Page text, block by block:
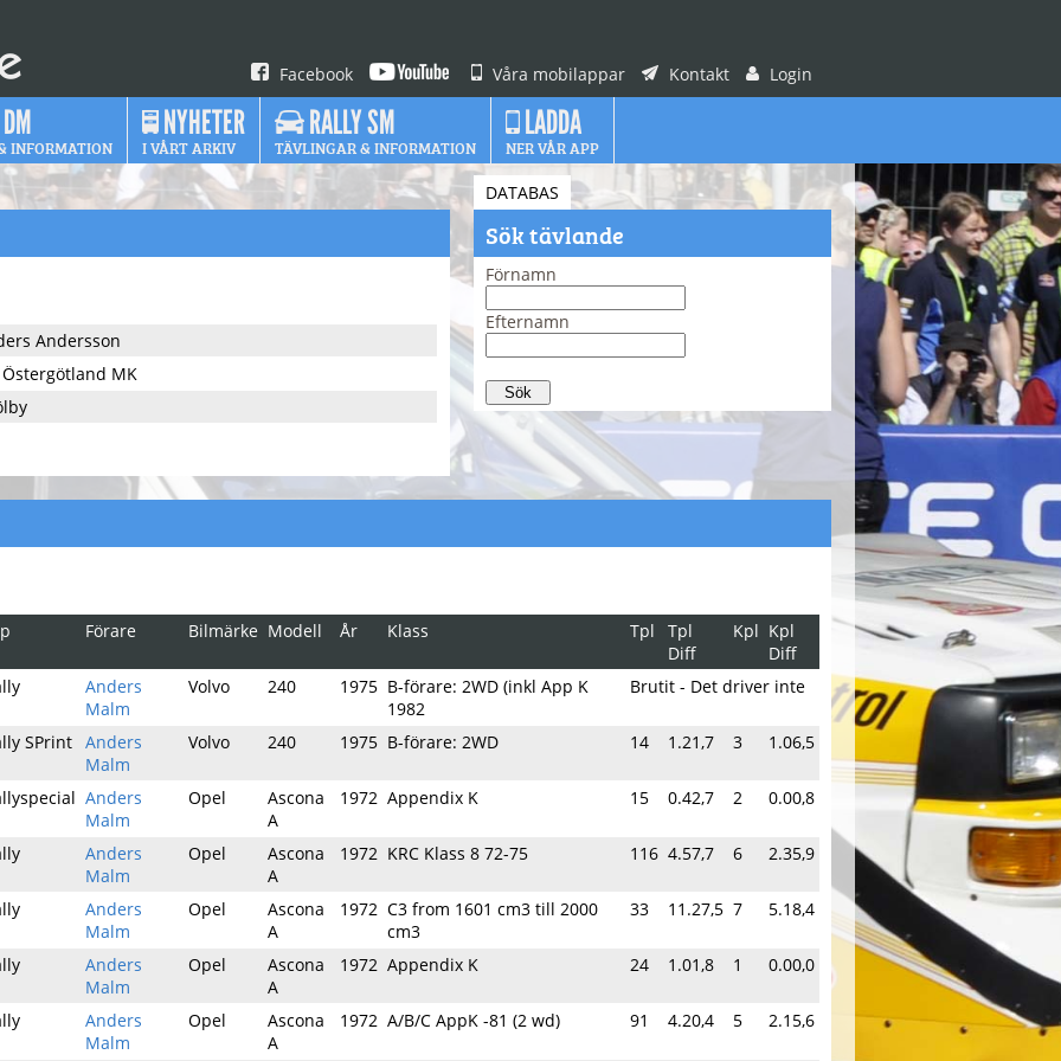
Facebook Våra mobilappar Kontakt Login
INFORMATION
NYHETER
I VÅRT ARKIV
RALLY SM
TÄVLINGAR & INFORMATION
LADDA
NER VÅR APP
Andersson
Östergötland MK
DATABAS
Sök tävlande
Förnamn
Efternamn
Förare Bilmärke Modell År Klass Tpl
Tpl
Diff
Kpl Kpl
Diff
Anders
Malm
Volvo 240 1975 B-förare: 2WD (inkl App K
1982
Brutit - Det driver inte
SPrint Anders
Malm
Volvo 240 1975 B-förare: 2WD 14 1.21,7 3 1.06,5
Anders
Malm
Opel
Ascona
A
1972 Appendix K 15 0.42,7 2 0.00,8
Anders
Malm
Opel
Ascona
A
1972 KRC Klass 8 72-75 116 4.57,7 6 2.35,9
Anders
Malm
Opel
Ascona
A
1972 C3 from 1601 cm3 till 2000
cm3
33 11.27,5 7 5.18,4
Anders
Malm
Opel
Ascona
A
1972 Appendix K 24 1.01,8 1 0.00,0
Anders
Malm
Opel
Ascona
A
1972 A/B/C AppK -81 (2 wd) 91 4.20,4 5 2.15,6